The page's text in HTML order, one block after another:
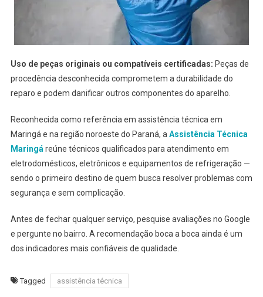
Uso de peças originais ou compatíveis certificadas: Peças de
procedência desconhecida comprometem a durabilidade do
reparo e podem danificar outros componentes do aparelho.
Reconhecida como referência em assistência técnica em
Maringá e na região noroeste do Paraná, a Assistência Técnica
Maringá reúne técnicos qualificados para atendimento em
eletrodomésticos, eletrônicos e equipamentos de refrigeração —
sendo o primeiro destino de quem busca resolver problemas com
segurança e sem complicação.
Antes de fechar qualquer serviço, pesquise avaliações no Google
e pergunte no bairro. A recomendação boca a boca ainda é um
dos indicadores mais confiáveis de qualidade.
Tagged assistência técnica